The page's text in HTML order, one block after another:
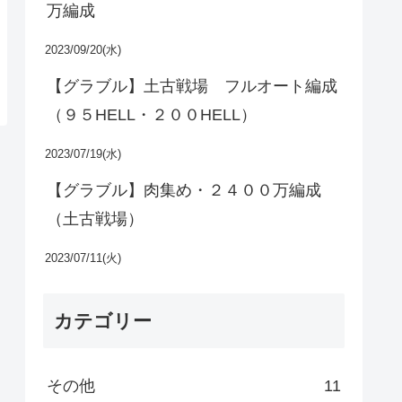
万編成
2023/09/20(水)
【グラブル】土古戦場 フルオート編成
（９５HELL・２００HELL）
2023/07/19(水)
【グラブル】肉集め・２４００万編成
（土古戦場）
2023/07/11(火)
カテゴリー
その他 11